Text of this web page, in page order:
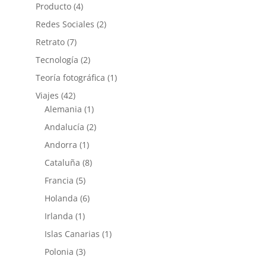
Producto(4)
Redes Sociales (2)
Retrato(7)
Tecnología (2)
Teoría fotográfica (1)
Viajes (42)
Alemania (1)
Andalucía (2)
Andorra (1)
Cataluña (8)
Francia (5)
Holanda (6)
Irlanda (1)
Islas Canarias (1)
Polonia (3)